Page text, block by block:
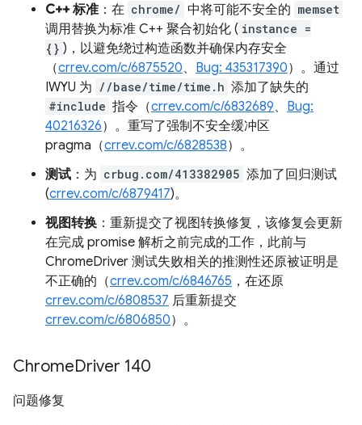
C++ 标准 ：在 chrome/ 中将可能不安全的 memset
调用替换为标准 C++ 聚合初始化 ( instance =
{} )，以避免绕过构造函数并确保内存安全
（crrev.com/c/6875520、 Bug: 435317390）。通过
IWYU 为 //base/time/time.h 添加了缺失的
#include 指令（crrev.com/c/6832689、 Bug:
40216326）。重写了强制不安全缓冲区
pragma（crrev.com/c/6828538）。
测试 ：为 crbug.com/413382905 添加了回归测试
(crrev.com/c/6879417)。
视图转换 ：重新提交了视图转换修复，该修复会更新
在完成 promise 解析之前完成的工作，此前与
ChromeDriver 测试失败相关的推测性还原被证明是
不正确的（crrev.com/c/6846765 ，在还原
crrev.com/c/6808537 后重新提交
crrev.com/c/6806850）。
ChromeDriver 140
问题修复